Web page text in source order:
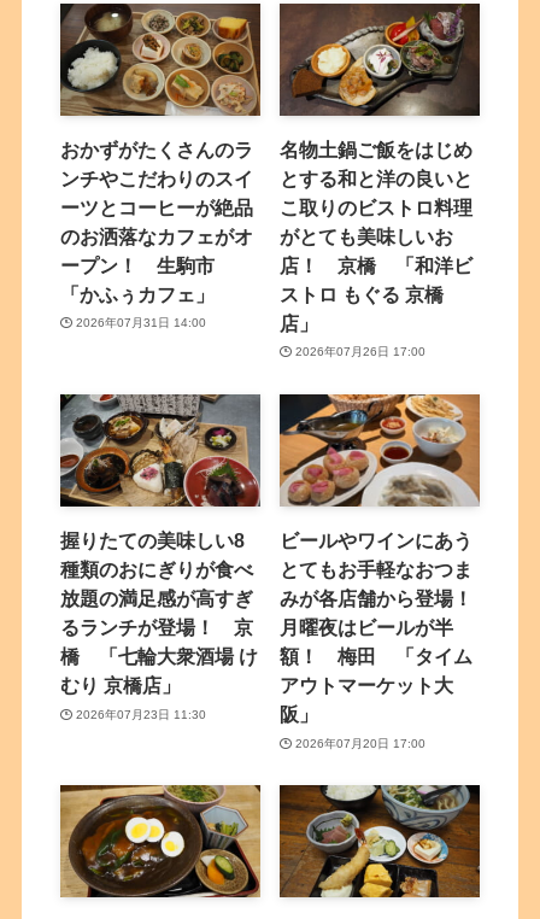
おかずがたくさんのラ
ンチやこだわりのスイ
ーツとコーヒーが絶品
のお洒落なカフェがオ
ープン！ 生駒市
「かふぅカフェ」
2026年07月31日 14:00
名物土鍋ご飯をはじめ
とする和と洋の良いと
こ取りのビストロ料理
がとても美味しいお
店！ 京橋 「和洋ビ
ストロ もぐる 京橋
店」
2026年07月26日 17:00
握りたての美味しい8
種類のおにぎりが食べ
放題の満足感が高すぎ
るランチが登場！ 京
橋 「七輪大衆酒場 け
むり 京橋店」
2026年07月23日 11:30
ビールやワインにあう
とてもお手軽なおつま
みが各店舗から登場！
月曜夜はビールが半
額！ 梅田 「タイム
アウトマーケット大
阪」
2026年07月20日 17:00